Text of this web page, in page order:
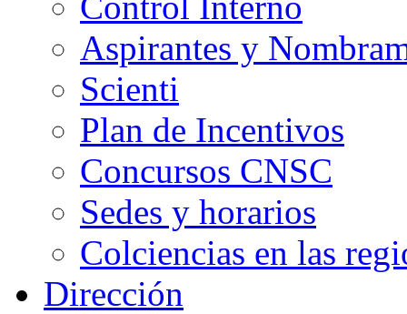
Aspirantes y
Scienti
Plan de Incentivos
Concursos CNSC
Sedes y horarios
Colciencias en las
Dirección